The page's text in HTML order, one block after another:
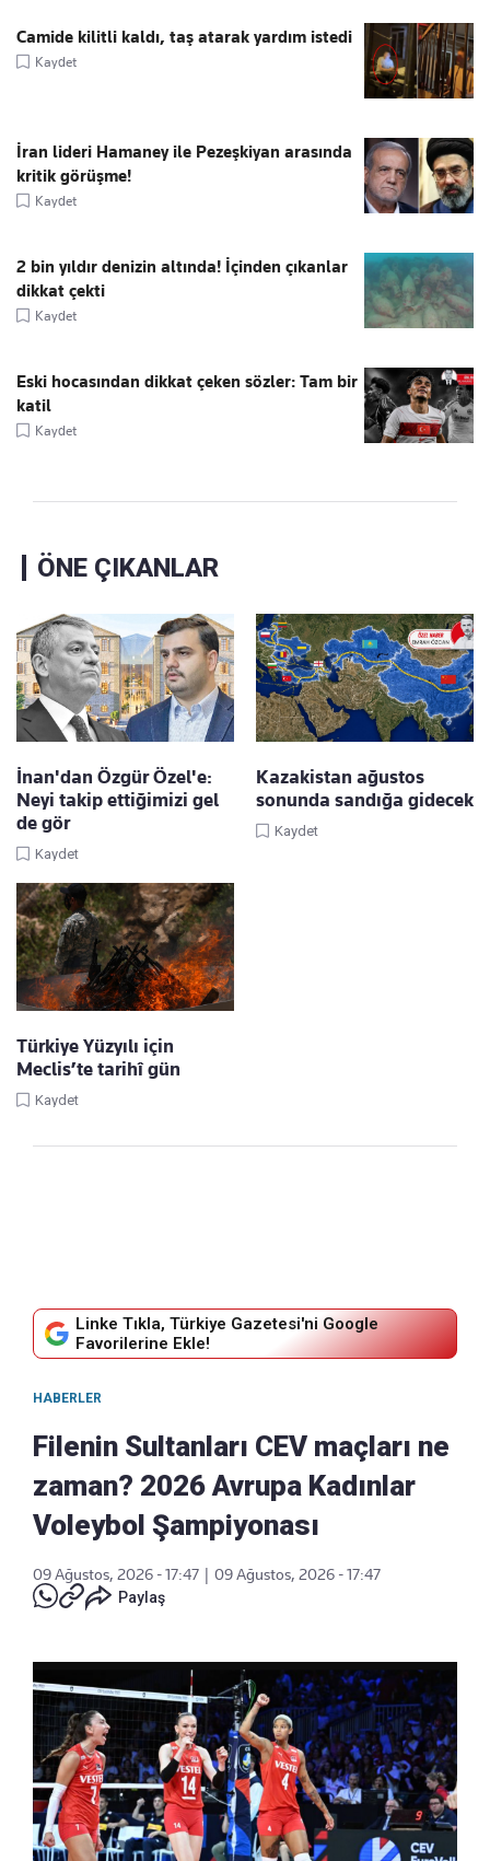
Camide kilitli kaldı, taş atarak yardım istedi
Kaydet
İran lideri Hamaney ile Pezeşkiyan arasında
kritik görüşme!
Kaydet
2 bin yıldır denizin altında! İçinden çıkanlar
dikkat çekti
Kaydet
Eski hocasından dikkat çeken sözler: Tam bir
katil
Kaydet
ÖNE ÇIKANLAR
İnan'dan Özgür Özel'e:
Neyi takip ettiğimizi gel
de gör
Kaydet
Kazakistan ağustos
sonunda sandığa gidecek
Kaydet
Türkiye Yüzyılı için
Meclis’te tarihî gün
Kaydet
Linke Tıkla, Türkiye Gazetesi'ni Google
Favorilerine Ekle!
HABERLER
Filenin Sultanları CEV maçları ne
zaman? 2026 Avrupa Kadınlar
Voleybol Şampiyonası
09 Ağustos, 2026 - 17:47
09 Ağustos, 2026 - 17:47
Paylaş